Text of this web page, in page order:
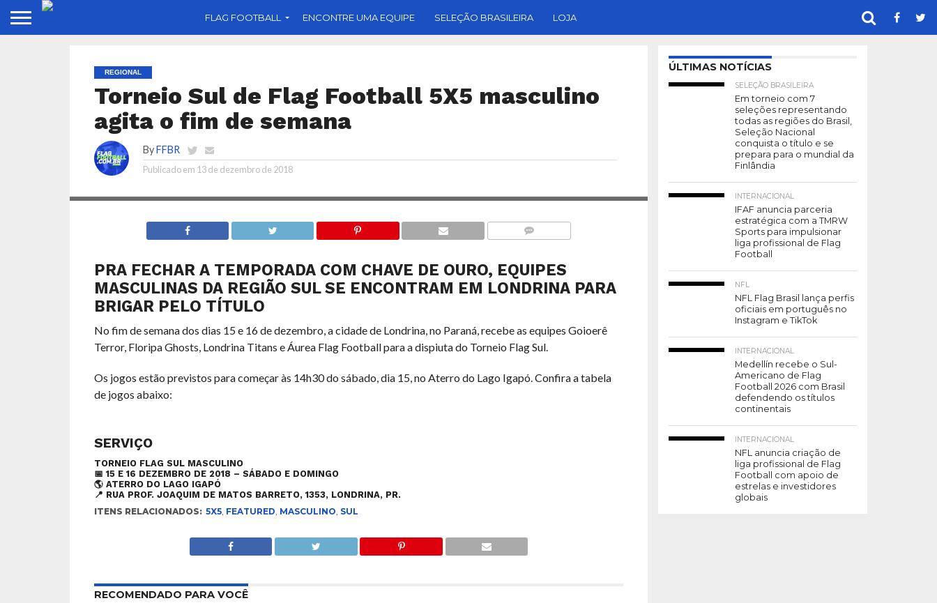
FLAG FOOTBALL ENCONTRE UMA EQUIPE SELEÇÃO BRASILEIRA LOJA
REGIONAL
Torneio Sul de Flag Football 5X5 masculino
agita o fim de semana
ByFFBR
Publicado em 13 de dezembro de 2018
PRA FECHAR A TEMPORADA COM CHAVE DE OURO, EQUIPES
MASCULINAS DA REGIÃO SUL SE ENCONTRAM EM LONDRINA PARA
BRIGAR PELO TÍTULO
No fim de semana dos dias 15 e 16 de dezembro, a cidade de Londrina, no Paraná, recebe as equipes Goioerê
Terror, Floripa Ghosts, Londrina Titans e Áurea Flag Football para a dispiuta do Torneio Flag Sul.
Os jogos estão previstos para começar às 14h30 do sábado, dia 15, no Aterro do Lago Igapó. Confira a tabela
de jogos abaixo:
SERVIÇO
TORNEIO FLAG SUL MASCULINO
📅 15 E 16 DEZEMBRO DE 2018 – SÁBADO E DOMINGO
🌎 ATERRO DO LAGO IGAPÓ
📍 RUA PROF. JOAQUIM DE MATOS BARRETO, 1353, LONDRINA, PR.
ITENS RELACIONADOS: 5X5, FEATURED, MASCULINO, SUL
RECOMENDADO PARA VOCÊ
ÚLTIMAS NOTÍCIAS
SELEÇÃO BRASILEIRA
Em torneio com 7
seleções representando
todas as regiões do Brasil,
Seleção Nacional
conquista o título e se
prepara para o mundial da
Finlândia
INTERNACIONAL
IFAF anuncia parceria
estratégica com a TMRW
Sports para impulsionar
liga profissional de Flag
Football
NFL
NFL Flag Brasil lança perfis
oficiais em português no
Instagram e TikTok
INTERNACIONAL
Medellín recebe o Sul-
Americano de Flag
Football 2026 com Brasil
defendendo os títulos
continentais
INTERNACIONAL
NFL anuncia criação de
liga profissional de Flag
Football com apoio de
estrelas e investidores
globais